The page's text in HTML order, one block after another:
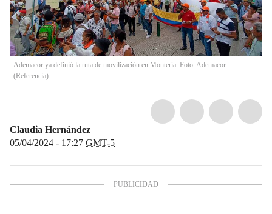
Ademacor ya definió la ruta de movilización en Montería. Foto: Ademacor
(Referencia).
Claudia Hernández
05/04/2024 - 17:27 GMT-5